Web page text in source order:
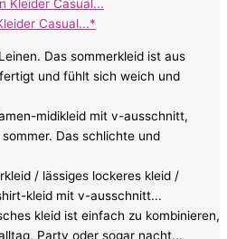
Casual...*
Das sommerkleid ist aus
und fühlt sich weich und
midikleid mit v-ausschnitt,
Das schlichte und
/ lässiges lockeres kleid /
kleid mit v-ausschnitt...
kleid ist einfach zu kombinieren,
Party oder sogar nacht...